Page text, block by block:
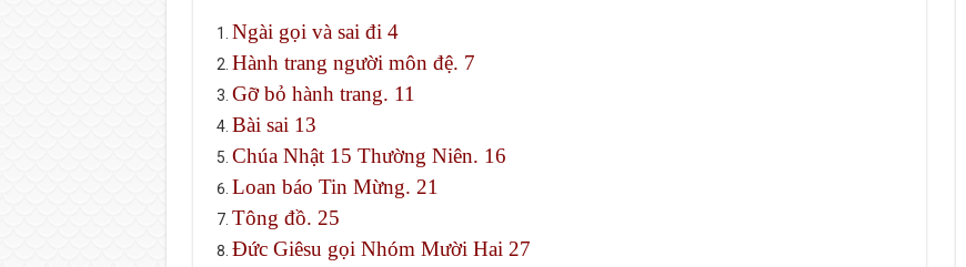
Ngài gọi và sai đi 4
Hành trang người môn đệ. 7
Gỡ bỏ hành trang. 11
Bài sai 13
Chúa Nhật 15 Thường Niên. 16
Loan báo Tin Mừng. 21
Tông đồ. 25
Đức Giêsu gọi Nhóm Mười Hai 27